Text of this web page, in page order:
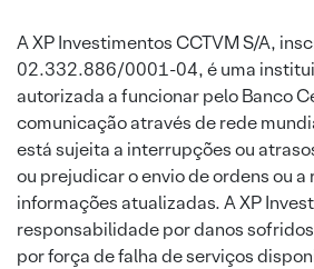
A XP Investimentos CCTVM S/A,
02.332.886/0001-04, é uma
autorizada a funcionar pelo Banco
comunicação através de rede
está sujeita a interrupções ou
ou prejudicar o envio de ordens ou
informações atualizadas. A XP
responsabilidade por danos
por força de falha de serviços